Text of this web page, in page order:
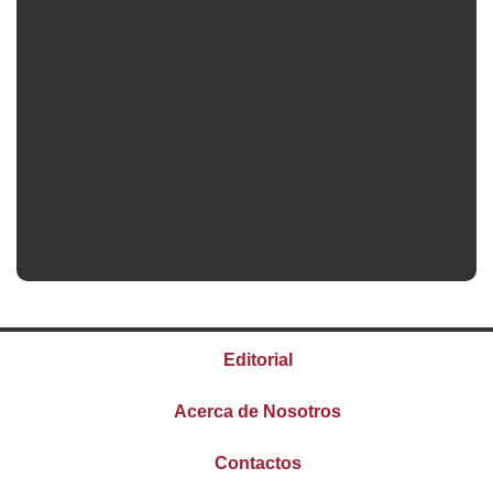
Editorial
Acerca de Nosotros
Contactos